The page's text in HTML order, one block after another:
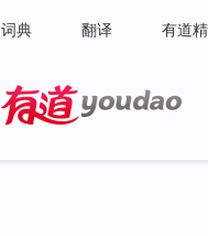
词典 翻译 有道